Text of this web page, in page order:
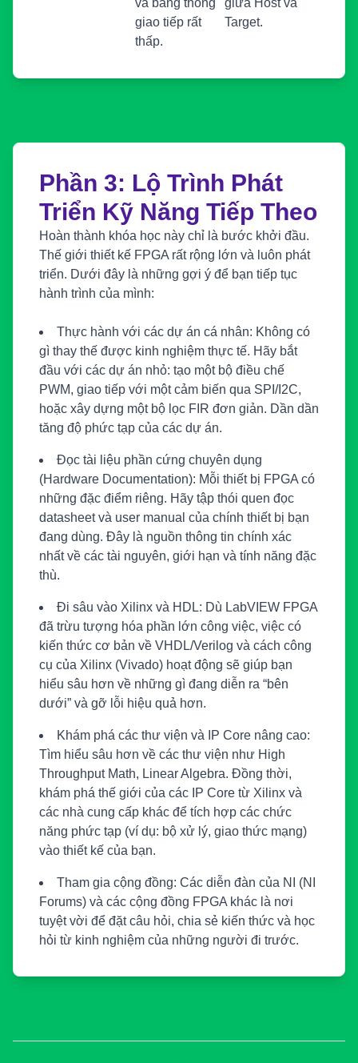
và băng thông
giao tiếp rất
thấp.
giữa Host và
Target.
Phần 3: Lộ Trình Phát
Triển Kỹ Năng Tiếp Theo
Hoàn thành khóa học này chỉ là bước khởi đầu.
Thế giới thiết kế FPGA rất rộng lớn và luôn phát
triển. Dưới đây là những gợi ý để bạn tiếp tục
hành trình của mình:
Thực hành với các dự án cá nhân: Không có
gì thay thế được kinh nghiệm thực tế. Hãy bắt
đầu với các dự án nhỏ: tạo một bộ điều chế
PWM, giao tiếp với một cảm biến qua SPI/I2C,
hoặc xây dựng một bộ lọc FIR đơn giản. Dần dần
tăng độ phức tạp của các dự án.
Đọc tài liệu phần cứng chuyên dụng
(Hardware Documentation): Mỗi thiết bị FPGA có
những đặc điểm riêng. Hãy tập thói quen đọc
datasheet và user manual của chính thiết bị bạn
đang dùng. Đây là nguồn thông tin chính xác
nhất về các tài nguyên, giới hạn và tính năng đặc
thù.
Đi sâu vào Xilinx và HDL: Dù LabVIEW FPGA
đã trừu tượng hóa phần lớn công việc, việc có
kiến thức cơ bản về VHDL/Verilog và cách công
cụ của Xilinx (Vivado) hoạt động sẽ giúp bạn
hiểu sâu hơn về những gì đang diễn ra “bên
dưới” và gỡ lỗi hiệu quả hơn.
Khám phá các thư viện và IP Core nâng cao:
Tìm hiểu sâu hơn về các thư viện như High
Throughput Math, Linear Algebra. Đồng thời,
khám phá thế giới của các IP Core từ Xilinx và
các nhà cung cấp khác để tích hợp các chức
năng phức tạp (ví dụ: bộ xử lý, giao thức mạng)
vào thiết kế của bạn.
Tham gia cộng đồng: Các diễn đàn của NI (NI
Forums) và các cộng đồng FPGA khác là nơi
tuyệt vời để đặt câu hỏi, chia sẻ kiến thức và học
hỏi từ kinh nghiệm của những người đi trước.